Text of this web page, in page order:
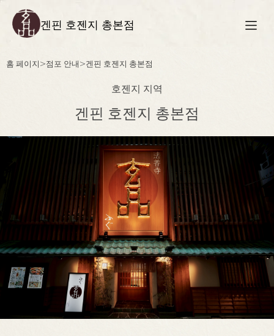
겐핀 호젠지 총본점
홈 페이지>점포 안내>겐핀 호젠지 총본점
호젠지 지역
겐핀 호젠지 총본점